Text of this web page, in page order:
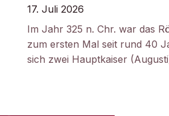
17. Juli 2026
Im Jahr 325 n. Chr. war das
zum ersten Mal seit rund 40
sich zwei Hauptkaiser